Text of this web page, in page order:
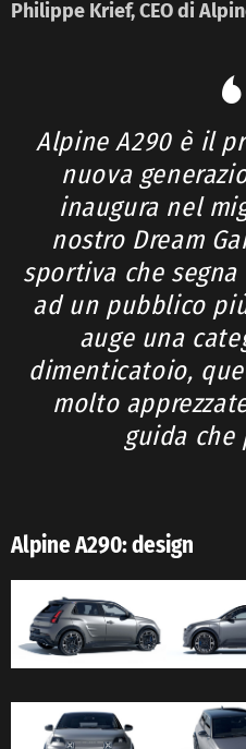
Philippe Krief, CEO di
Alpine A290 è il
nuova
inaugura nel
nostro Dream
sportiva che
ad un pubblico
auge una
dimenticatoio,
molto
guida che
Alpine A290: design